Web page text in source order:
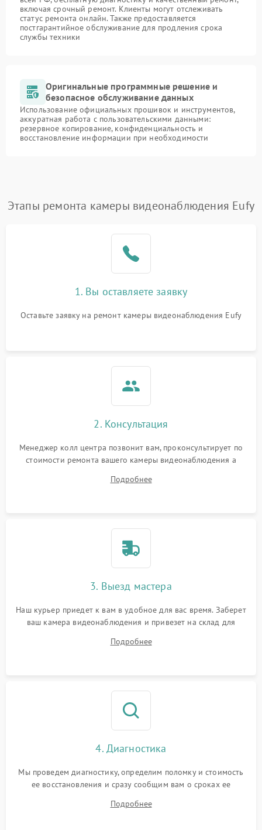
включая срочный ремонт. Клиенты могут отслеживать
статус ремонта онлайн. Также предоставляется
постгарантийное обслуживание для продления срока
службы техники
Оригинальные программные решение и
безопасное обслуживание данных
Использование официальных прошивок и инструментов,
аккуратная работа с пользовательскими данными:
резервное копирование, конфиденциальность и
восстановление информации при необходимости
Этапы ремонта камеры видеонаблюдения Eufy
1. Вы оставляете заявку
Оставьте заявку на ремонт камеры видеонаблюдения Eufy
2. Консультация
Менеджер колл центра позвонит вам, проконсультирует по
стоимости ремонта вашего камеры видеонаблюдения а
Подробнее
3. Выезд мастера
Наш курьер приедет к вам в удобное для вас время. Заберет
ваш камера видеонаблюдения и привезет на склад для
Подробнее
4. Диагностика
Мы проведем диагностику, определим поломку и стоимость
ее восстановления и сразу сообщим вам о сроках ее
Подробнее